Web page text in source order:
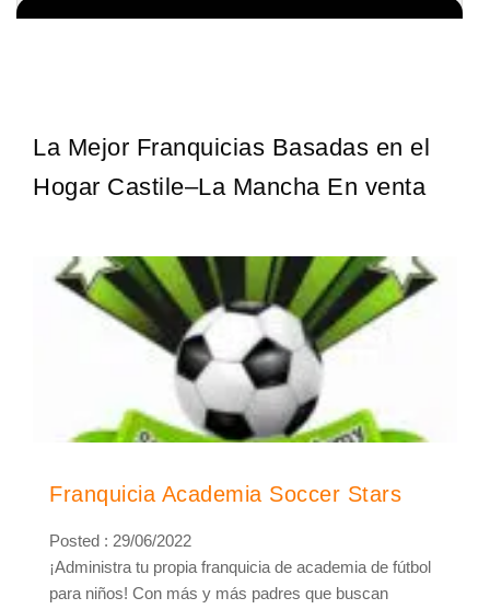
La Mejor Franquicias Basadas en el
Hogar Castile–La Mancha En venta
Franquicia Academia Soccer Stars
Posted : 29/06/2022
¡Administra tu propia franquicia de academia de fútbol
para niños! Con más y más padres que buscan